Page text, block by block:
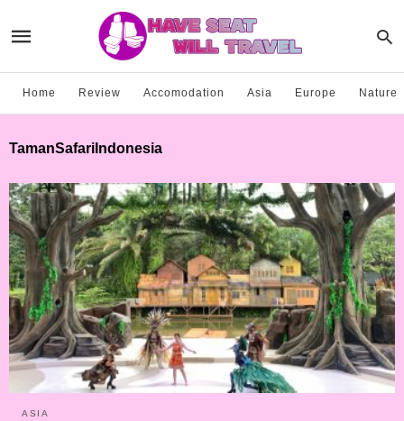
Home Review Accomodation Asia Europe Nature
TamanSafariIndonesia
ASIA